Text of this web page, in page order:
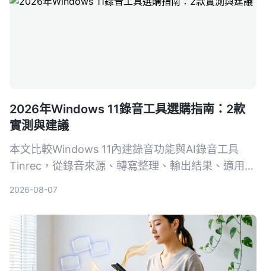
2026年Windows 11錄音工具選購指南：2款
實測與建議
本文比較Windows 11內建錄音功能與AI錄音工具
Tinrec，從錄音來源、轉寫整理、輸出結果、適用場
2026-08-07